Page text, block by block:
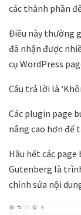
các thành phần
Điều này thường
đã nhận được
cụ WordPress
Câu trả lời là
Các plugin page
nâng cao hơn để
Hầu hết các
Gutenberg là
chỉnh sửa nội